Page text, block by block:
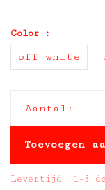
Color :
off white
Aantal:
Toevoegen
Levertijd: 1-3